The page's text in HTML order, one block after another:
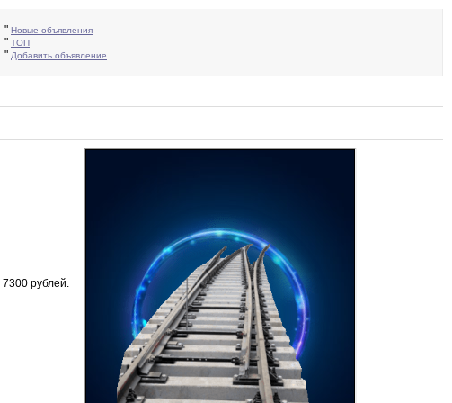
" Новые объявления
" ТОП
" Добавить объявление
7300 рублей.